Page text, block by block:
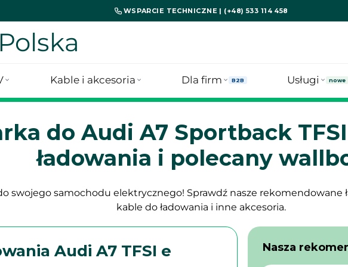
Kable i akcesoria Dla firm B2B Usługi nowe
WSPARCIE TECHNICZNE | (+48) 533 114 458
Audi A7 TFSI e Nasza
swojego samochodu elektrycznego! Sprawdź nasze
kable do ładowania i inne akcesoria.
do Audi A7 Sportback
ładowania i polecany